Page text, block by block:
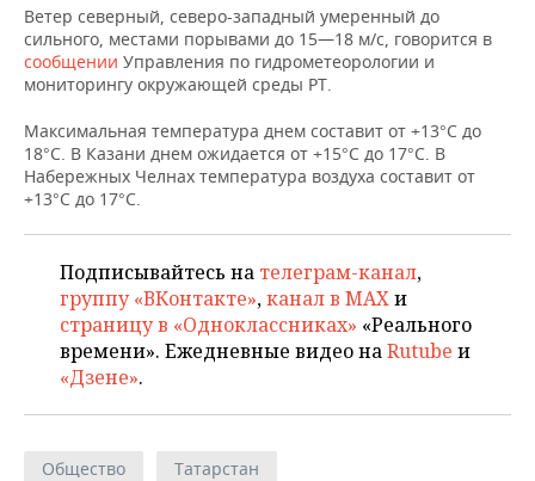
КОРОЛИ ГОСЗАКАЗА ПФО
ВУЗЫ ТАТАРСТАНА
КОМУ ПРИНАДЛЕЖАТ
ТОРГОВЫЕ ЦЕНТРЫ
ТАТАРСТАНА
ФИНАНСЫ
БАНКИ
БЮДЖЕТ
ИНВЕСТИЦИИ
НОВОСТИ
ПРОМЫШЛЕННОСТИ
АГРОПРОМ
МАШИНОСТРОЕНИЕ
НЕФТЕХИМИЯ
НЕФТЬ
ОПК
ЭНЕРГЕТИКА
НЕДВИЖИМОСТЬ
НОВОСТИ НЕДВИЖИМОСТИ
АВТО
НОВОСТИ АВТО
БИЗНЕС
НОВОСТИ БИЗНЕСА
ТРАНСПОРТ
УСЛУГИ
ТЕХНОЛОГИИ
МЕДИА
ТЕЛЕКОММУНИКАЦИИ
НОВОСТИ МЕРОПРИЯТИЙ
ВЫЕЗДНАЯ РЕДАКЦИЯ
БИЗНЕС-БРАНЧИ
ONLINE-КОНФЕРЕНЦИИ
СПОРТ
НОВОСТИ СПОРТА
ФУТБОЛ
ХОККЕЙ
ОБЩЕСТВО
НОВОСТИ ОБЩЕСТВА
ВЛАСТЬ
ФОТОГАЛЕРЕЯ
СЮЖЕТЫ
Ветер северный, северо-западный умеренный до
сильного, местами порывами до 15—18 м/с, говорится в
сообщении Управления по гидрометеорологии и
мониторингу окружающей среды РТ.
Максимальная температура днем составит от +13°С до
18°С. В Казани днем ожидается от +15°С до 17°С. В
Набережных Челнах температура воздуха составит от
+13°С до 17°С.
Подписывайтесь на телеграм-канал,
группу «ВКонтакте»,канал в MAXи
страницу в «Одноклассниках» «Реального
времени». Ежедневные видео наRutube и
«Дзене».
Общество Татарстан